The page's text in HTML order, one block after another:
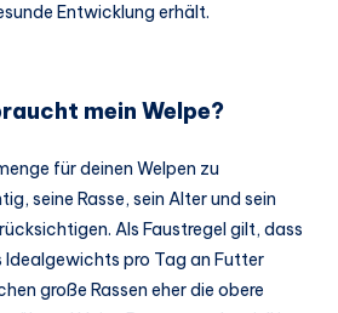
Entwicklung erhält.
mein Welpe?
für deinen Welpen zu
seine Rasse, sein Alter und sein
Als Faustregel gilt, dass
Idealgewichts pro Tag an Futter
große Rassen eher die obere